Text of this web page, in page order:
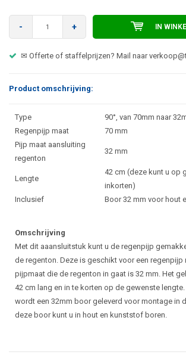
- + IN
✉ Offerte of staffelprijzen? Mail naar
Product omschrijving:
Type 90°, van 70mm naar
Regenpijp maat
70 mm
Pijp maat aansluiting
regenton
32 mm
Lengte
42 cm (deze kunt u op
inkorten)
Inclusief
Boor 32 mm voor hout
Omschrijving
Met dit aaansluitstuk kunt u de regenpijp
de regenton. Deze is geschikt voor een regenpijp
pijpmaat die de regenton in gaat is 32 mm. Het
42 cm lang en in te korten op de gewenste
wordt een 32mm boor geleverd voor montage in
deze boor kunt u in hout en kunststof boren.